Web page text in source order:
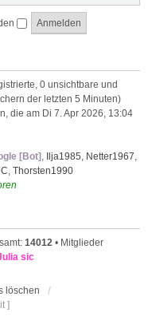
0 unsichtbare und
der letzten 5 Minuten)
die am Di 7. Apr 2026, 13:04
[Bot] , Ilja1985, Netter1967,
, Thorsten1990
14012 • Mitglieder
sic
löschen
]